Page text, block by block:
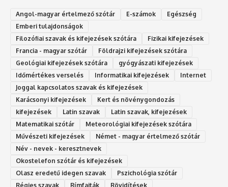
Angol-magyar értelmező szótár E-számok
Egészség
Emberi tulajdonságok
Filozófiai szavak és kifejezések szótára
Fizikai kifejezések
Francia - magyar szótár
Földrajzi kifejezések szótára
Geológiai kifejezések szótára
gyógyászati kifejezések
Időmértékes verselés
Informatikai kifejezések
Internet
Joggal kapcsolatos szavak és kifejezések
Karácsonyi kifejezések
Kert és növénygondozás
kifejezések
Latin szavak
Latin szavak, kifejezések
Matematikai szótár
Meteorológiai kifejezések szótára
Művészeti kifejezések
Német - magyar értelmező szótár
Név - nevek - keresztnevek
Okostelefon szótár és kifejezések
Olasz eredetű idegen szavak
Ps‮gólohciz‬ia s‮átóz‬r
Régies szavak
Rímfajták Rövidítések